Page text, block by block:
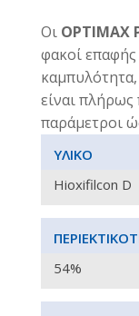
Οι OPTIMAX
φακοί επαφής
είναι
παράμετροι
ΥΛΙΚΌ
Hioxifilcon D
54%